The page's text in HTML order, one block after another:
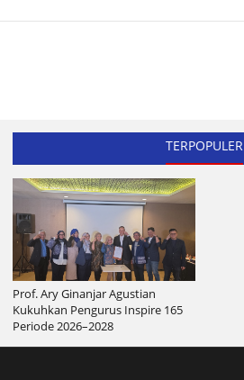
TERPOPULER
Prof. Ary Ginanjar Agustian
Kukuhkan Pengurus Inspire 165
Periode 2026–2028